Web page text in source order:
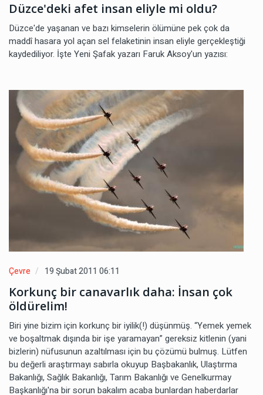
Düzce'deki afet insan eliyle mi oldu?
Düzce'de yaşanan ve bazı kimselerin ölümüne pek çok da
maddî hasara yol açan sel felaketinin insan eliyle gerçekleştiği
kaydediliyor. İşte Yeni Şafak yazarı Faruk Aksoy'un yazısı:
Çevre 19 Şubat 2011 06:11
Korkunç bir canavarlık daha: İnsan çok
öldürelim!
Biri yine bizim için korkunç bir iyilik(!) düşünmüş. “Yemek yemek
ve boşaltmak dışında bir işe yaramayan” gereksiz kitlenin (yani
bizlerin) nüfusunun azaltılması için bu çözümü bulmuş. Lütfen
bu değerli araştırmayı sabırla okuyup Başbakanlık, Ulaştırma
Bakanlığı, Sağlık Bakanlığı, Tarım Bakanlığı ve Genelkurmay
Başkanlığı'na bir sorun bakalım acaba bunlardan haberdarlar